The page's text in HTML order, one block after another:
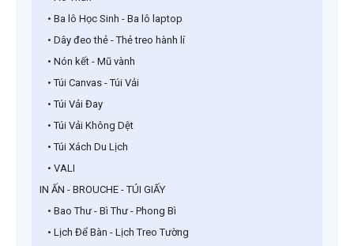
• Ba lô Học Sinh - Ba lô laptop
• Dây đeo thẻ - Thẻ treo hành lí
• Nón kết - Mũ vành
• Túi Canvas - Túi Vải
• Túi Vải Đay
• Túi Vải Không Dệt
• Túi Xách Du Lịch
• VALI
IN ẤN - BROUCHE - TÚI GIẤY
• Bao Thư - Bì Thư - Phong Bì
• Lịch Để Bàn - Lịch Treo Tường